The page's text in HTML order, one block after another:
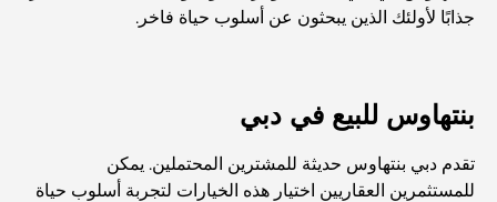
جذابًا لأولئك الذين يبحثون عن أسلوب حياة فاخر.
بنتهاوس للبيع في دبي
تقدم دبي بنتهاوس حديثة للمشترين المحتملين. يمكن
للمستثمرين العقاريين اختيار هذه الخيارات لتجربة أسلوب حياة